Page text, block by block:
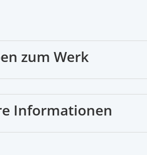
zum Werk
Informationen